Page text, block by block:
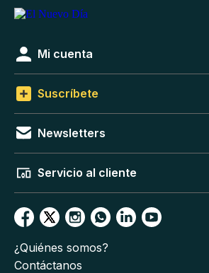
Mi cuenta
Suscríbete
Newsletters
Servicio al cliente
¿Quiénes somos?
Contáctanos